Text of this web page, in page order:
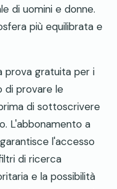
di uomini e donne.
più equilibrata e
prova gratuita per i
di provare le
di sottoscrivere
L'abbonamento a
l'accesso
di ricerca
e la possibilità